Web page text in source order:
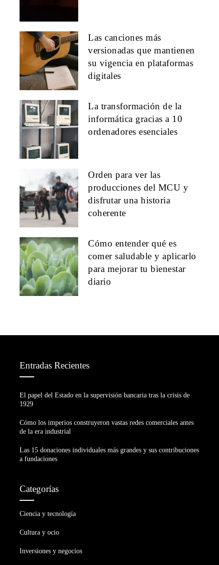
Las canciones más
versionadas que mantienen
su vigencia en plataformas
digitales
La transformación de la
informática gracias a 10
ordenadores esenciales
Orden para ver las
producciones del MCU y
disfrutar una historia
coherente
Cómo entender qué es
comer saludable y aplicarlo
para mejorar tu bienestar
diario
Entradas Recientes
El papel del Estado en la supervisión bancaria tras la crisis de
1929
Cómo los imperios construyeron vastas redes comerciales antes
de la era industrial
Las 15 donaciones individuales más grandes y sus contribuciones
a fundaciones
Categorías
Ciencia y tecnología
Cultura y ocio
Inversiones y negocios